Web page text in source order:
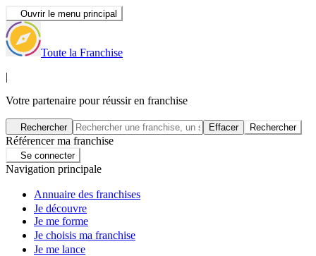
Ouvrir le menu principal
Toute la Franchise
|
Votre partenaire pour réussir en franchise
Rechercher Effacer Rechercher
Référencer ma franchise
Se connecter
Navigation principale
Annuaire des franchises
Je découvre
Je me forme
Je choisis ma franchise
Je me lance